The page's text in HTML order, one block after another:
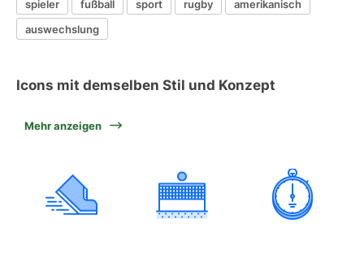
spieler fußball sport rugby
amerikanisch
auswechslung
Icons mit demselben Stil und Konzept
Mehr anzeigen